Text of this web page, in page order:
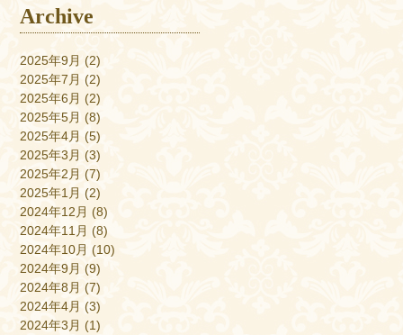
Archive
2025年9月 (2)
2025年7月 (2)
2025年6月 (2)
2025年5月 (8)
2025年4月 (5)
2025年3月 (3)
2025年2月 (7)
2025年1月 (2)
2024年12月 (8)
2024年11月 (8)
2024年10月 (10)
2024年9月 (9)
2024年8月 (7)
2024年4月 (3)
2024年3月 (1)